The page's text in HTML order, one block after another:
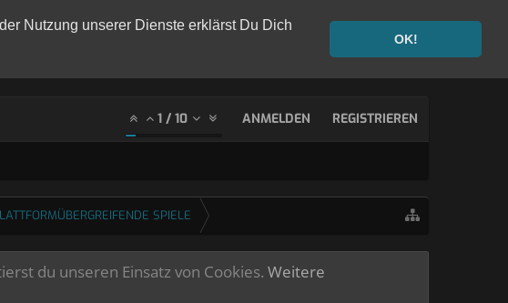
Nutzung unserer Dienste erklärst Du Dich
OK!
1 / 10 ANMELDEN REGISTRIEREN
SPIELE
du unseren Einsatz von Cookies. Weitere